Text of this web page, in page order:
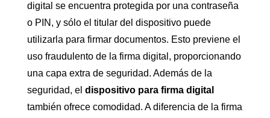
digital se encuentra protegida por una contraseña
o PIN, y sólo el titular del dispositivo puede
utilizarla para firmar documentos. Esto previene el
uso fraudulento de la firma digital, proporcionando
una capa extra de seguridad. Además de la
seguridad, el dispositivo para firma digital
también ofrece comodidad. A diferencia de la firma